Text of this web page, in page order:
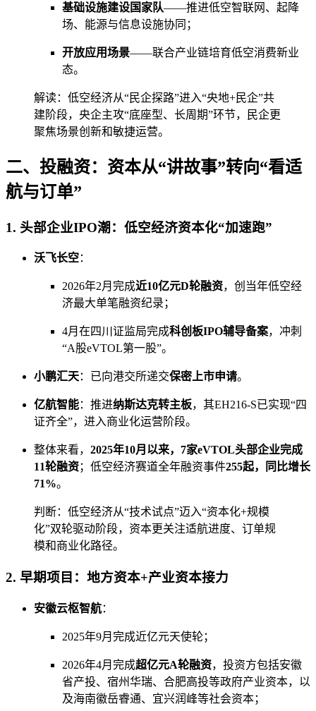
基础设施建设国家队——推进低空智联网、起降
场、能源与信息设施协同；
开放应用场景——联合产业链培育低空消费新业
态。
解读：低空经济从“民企探路”进入“央地+民企”共
建阶段，央企主攻“底座型、长周期”环节，民企更
聚焦场景创新和敏捷运营。
二、投融资：资本从“讲故事”转向“看适
航与订单”
1. 头部企业IPO潮：低空经济资本化“加速跑”
沃飞长空：
2026年2月完成近10亿元D轮融资，创当年低空经
济最大单笔融资纪录；
4月在四川证监局完成科创板IPO辅导备案，冲刺
“A股eVTOL第一股”。
小鹏汇天：已向港交所递交保密上市申请。
亿航智能：推进纳斯达克转主板，其EH216-S已实现“四
证齐全”，进入商业化运营阶段。
整体来看， 2025年10月以来，7家eVTOL头部企业完成
11轮融资；低空经济赛道全年融资事件255起，同比增长
71%。
判断：低空经济从“技术试点”迈入“资本化+规模
化”双轮驱动阶段，资本更关注适航进度、订单规
模和商业化路径。
2. 早期项目：地方资本+产业资本接力
安徽云枢智航：
2025年9月完成近亿元天使轮；
2026年4月完成超亿元A轮融资，投资方包括安徽
省产投、宿州华瑞、合肥高投等政府产业资本，以
及海南徽岳睿通、宜兴润峰等社会资本；